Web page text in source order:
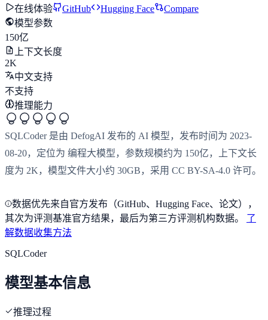
在线体验
GitHub Hugging Face
Compare
模型参数
150亿
上下文长度
2K
中文支持
不支持
推理能力
SQLCoder 是由 DefogAI 发布的 AI 模型，发布时间为 2023-
08-20，定位为 编程大模型，参数规模约为 150亿，上下文长
度为 2K，模型文件大小约 30GB，采用 CC BY-SA-4.0 许可。
数据优先来自官方发布（GitHub、Hugging Face、论文），
其次为评测基准官方结果，最后为第三方评测机构数据。
了
解数据收集方法
SQLCoder
模型基本信息
推理过程